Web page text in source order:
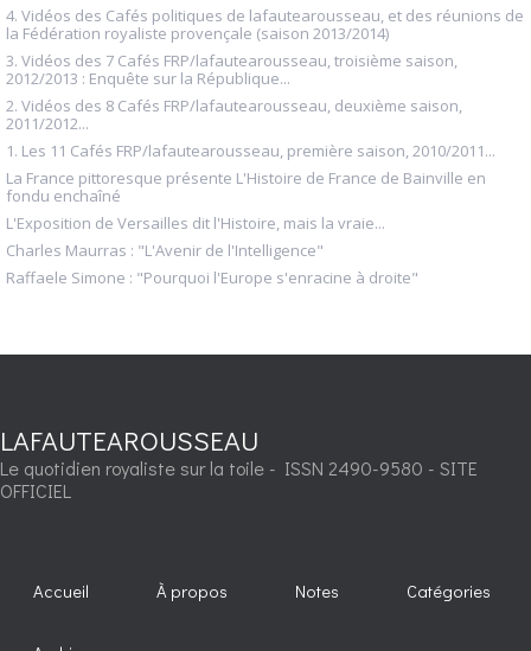
4. Vidéos des Cafés politiques de lafautearousseau, et des réunions de
la Fédération royaliste provençale (saison 2013/2014)
3. Vidéos des 7 Cafés FRP/lafautearousseau, troisième saison,
2012/2013 : Enquête sur la République...
2. Vidéos des 8 Cafés FRP/lafautearousseau, deuxième saison,
2011/2012...
1. Les 11 Cafés FRP/lafautearousseau, première saison, 2010/2011...
La France pittoresque présente L'Histoire de France de Bainville en
fondu enchaîné
L'Exposition de Versailles dit l'Histoire, mais la vraie...
Charles Maurras : "L'Avenir de l'Intelligence"
Raffaele Simone : "Pourquoi l'Europe s'enracine à droite"
LAFAUTEAROUSSEAU
Le quotidien royaliste sur la toile - ISSN 2490-9580 - SITE
OFFICIEL
Accueil À propos Notes Catégories